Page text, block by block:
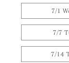
7/1
7/7
7/14